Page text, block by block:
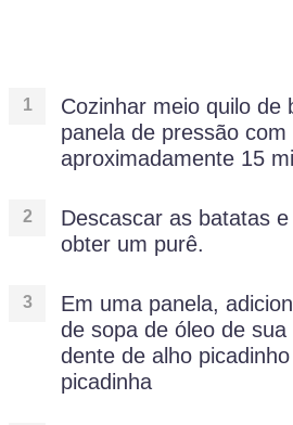
Cozinhar meio quilo de
panela de pressão
aproximadamente 15
Descascar as batatas
obter um purê.
Em uma panela,
de sopa de óleo de
dente de alho
picadinha